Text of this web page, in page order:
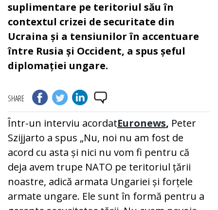
suplimentare pe teritoriul său în
contextul crizei de securitate din
Ucraina și a tensiunilor în accentuare
între Rusia și Occident, a spus șeful
diplomației ungare.
SHARE
Într-un interviu acordatEuronews, Peter
Szijjarto a spus „Nu, noi nu am fost de
acord cu asta și nici nu vom fi pentru că
deja avem trupe NATO pe teritoriul țării
noastre, adică armata Ungariei și forțele
armate ungare. Ele sunt în formă pentru a